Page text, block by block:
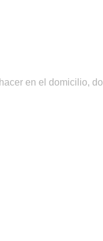
en el domicilio,